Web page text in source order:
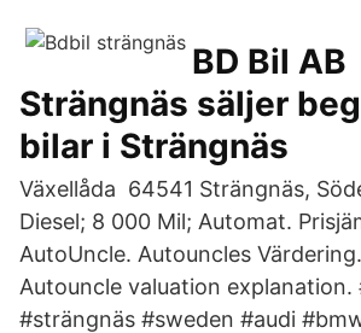
BD Bil AB
Strängnäs säljer
bilar i Strängnäs
Växellåda 64541 Strängnäs,
Diesel; 8 000 Mil; Automat.
AutoUncle. Autouncles
Autouncle valuation
#strängnäs #sweden #audi